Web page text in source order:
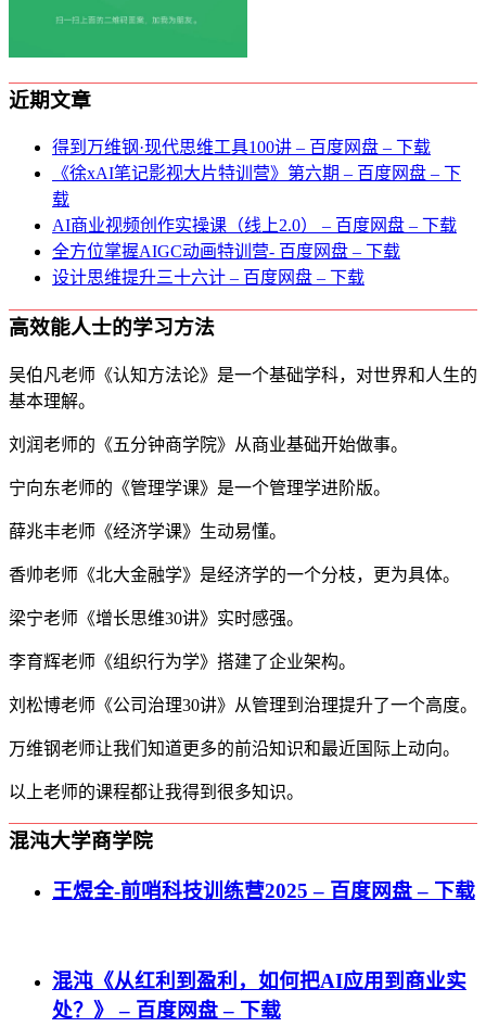
近期文章
得到万维钢·现代思维⼯具100讲 – 百度网盘 – 下载
《徐xAI笔记影视大片特训营》第六期 – 百度网盘 – 下
载
AI商业视频创作实操课（线上2.0） – 百度网盘 – 下载
全方位掌握AIGC动画特训营- 百度网盘 – 下载
设计思维提升三十六计 – 百度网盘 – 下载
高效能人士的学习方法
吴伯凡老师《认知方法论》是一个基础学科，对世界和人生的
基本理解。
刘润老师的《五分钟商学院》从商业基础开始做事。
宁向东老师的《管理学课》是一个管理学进阶版。
薛兆丰老师《经济学课》生动易懂。
香帅老师《北大金融学》是经济学的一个分枝，更为具体。
梁宁老师《增长思维30讲》实时感强。
李育辉老师《组织行为学》搭建了企业架构。
刘松博老师《公司治理30讲》从管理到治理提升了一个高度。
万维钢老师让我们知道更多的前沿知识和最近国际上动向。
以上老师的课程都让我得到很多知识。
混沌大学商学院
王煜全-前哨科技训练营2025 – 百度网盘 – 下载
混沌《从红利到盈利，如何把AI应用到商业实
处？》 – 百度网盘 – 下载